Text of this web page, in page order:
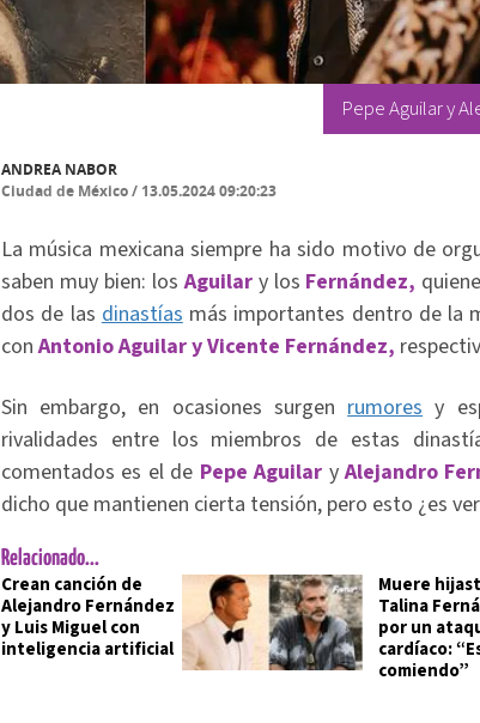
Pepe Aguilar y
ANDREA NABOR
Ciudad de México/ 13.05.2024 09:20:23
La música mexicana siempre ha sido motivo de
saben muy bien: losAguilary los Fernández,
dos de lasdinastíasmás importantes dentro de la
conAntonio Aguilar y Vicente Fernández,
Sin embargo, en ocasiones surgenrumoresy
rivalidades entre los miembros de estas
comentados es el de Pepe Aguilar yAlejandro
dicho que mantienen cierta tensión, pero esto ¿es
Relacionado...
Crean canción de
Alejandro Fernández
y Luis Miguel con
inteligencia artificial
Muere
Talina
por un
cardíaco:
comiendo”